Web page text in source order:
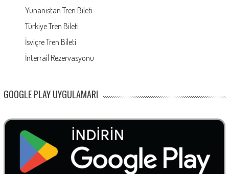
Yunanistan Tren Bileti
Türkiye Tren Bileti
İsviçre Tren Bileti
İnterrail Rezervasyonu
GOOGLE PLAY UYGULAMARI